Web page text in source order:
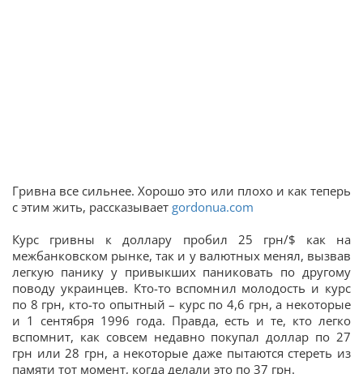
Гривна все сильнее. Хорошо это или плохо и как теперь
с этим жить, рассказывает gordonua.com
Курс гривны к доллару пробил 25 грн/$ как на
межбанковском рынке, так и у валютных менял, вызвав
легкую панику у привыкших паниковать по другому
поводу украинцев. Кто-то вспомнил молодость и курс
по 8 грн, кто-то опытный – курс по 4,6 грн, а некоторые
и 1 сентября 1996 года. Правда, есть и те, кто легко
вспомнит, как совсем недавно покупал доллар по 27
грн или 28 грн, а некоторые даже пытаются стереть из
памяти тот момент, когда делали это по 37 грн.